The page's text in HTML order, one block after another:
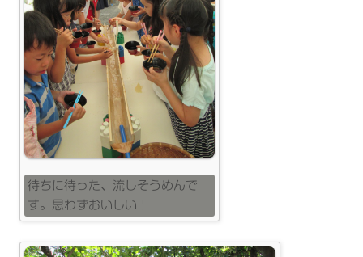
待ちに待った、流しそうめんで
す。思わずおいしい！